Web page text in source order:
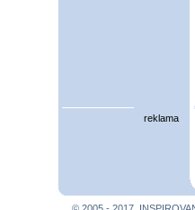
reklama